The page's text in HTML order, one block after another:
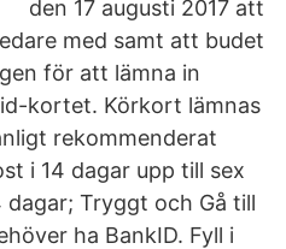
den 17 augusti 2017 att
med samt att budet
för att lämna in
kortet. Körkort lämnas
rekommenderat
i 14 dagar upp till sex
dagar; Tryggt och Gå till
ha BankID. Fyll i